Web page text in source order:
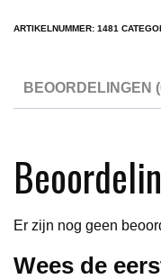
ARTIKELNUMMER: 1481
BEOORDELINGEN
Er zijn nog geen
Wees de